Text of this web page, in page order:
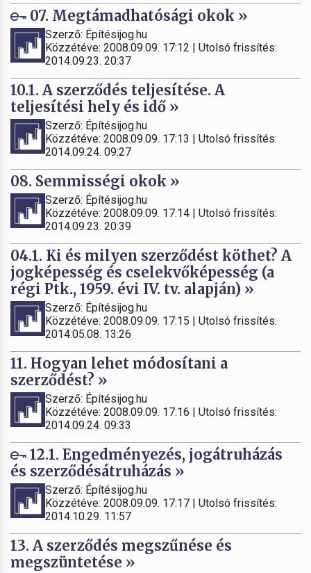
07. Megtámadhatósági okok »
Szerző: Építésijog.hu
Közzétéve: 2008.09.09. 17:12 | Utolsó frissítés:
2014.09.23. 20:37
10.1. A szerződés teljesítése. A
teljesítési hely és idő »
Szerző: Építésijog.hu
Közzétéve: 2008.09.09. 17:13 | Utolsó frissítés:
2014.09.24. 09:27
08. Semmisségi okok »
Szerző: Építésijog.hu
Közzétéve: 2008.09.09. 17:14 | Utolsó frissítés:
2014.09.23. 20:39
04.1. Ki és milyen szerződést köthet? A
jogképesség és cselekvőképesség (a
régi Ptk., 1959. évi IV. tv. alapján) »
Szerző: Építésijog.hu
Közzétéve: 2008.09.09. 17:15 | Utolsó frissítés:
2014.05.08. 13:26
11. Hogyan lehet módosítani a
szerződést? »
Szerző: Építésijog.hu
Közzétéve: 2008.09.09. 17:16 | Utolsó frissítés:
2014.09.24. 09:33
12.1. Engedményezés, jogátruházás
és szerződésátruházás »
Szerző: Építésijog.hu
Közzétéve: 2008.09.09. 17:17 | Utolsó frissítés:
2014.10.29. 11:57
13. A szerződés megszűnése és
megszüntetése »